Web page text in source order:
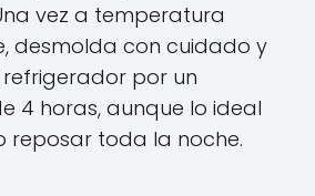
vez a temperatura
desmolda con cuidado y
por un
4 horas, aunque lo ideal
reposar toda la noche.